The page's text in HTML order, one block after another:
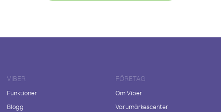
VIBER
Funktioner
Blogg
FÖRETAG
Om Viber
Varumärkescenter